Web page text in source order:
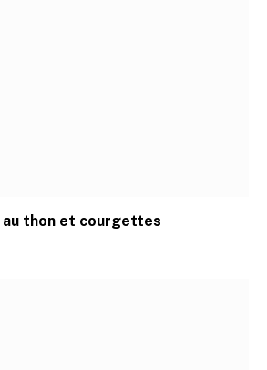
au thon et courgettes